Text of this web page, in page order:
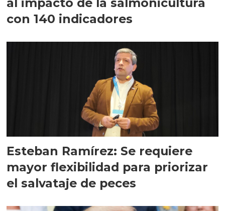
con 140 indicadores
Esteban Ramírez: Se requiere
mayor flexibilidad para priorizar
el salvataje de peces